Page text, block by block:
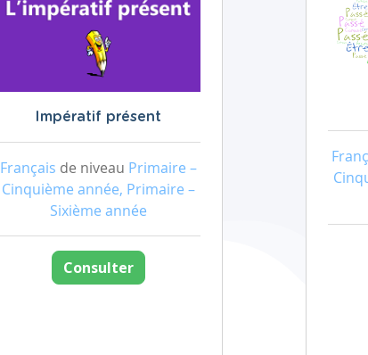
Impératif présent
Français de niveau Primaire –
Cinquième année, Primaire –
Sixième année
Consulter